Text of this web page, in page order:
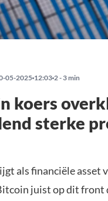
05-2025 12:03 2 - 3 min
koers
sterke
als financiële asset
juist op dit front